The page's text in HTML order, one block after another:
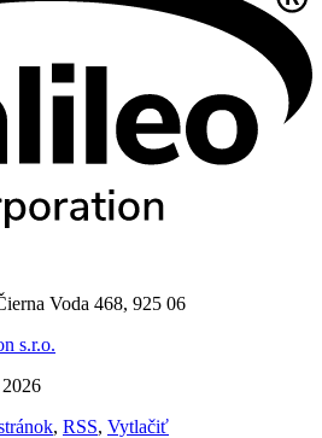
Voda 468, 925 06
s.r.o.
, RSS, Vytlačiť